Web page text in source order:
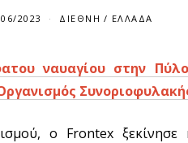
2023 ΔΙΕΘΝΉ / ΕΛΛΆΔΑ
ναυαγίου στην Πύλο
ο Frontex ξεκίνησε